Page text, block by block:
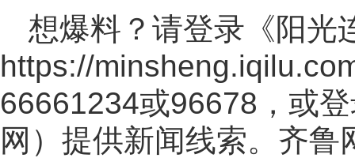
想爆料？请登录《阳光
https://
66661234或96678，或
网 ）提供新闻线索。齐鲁